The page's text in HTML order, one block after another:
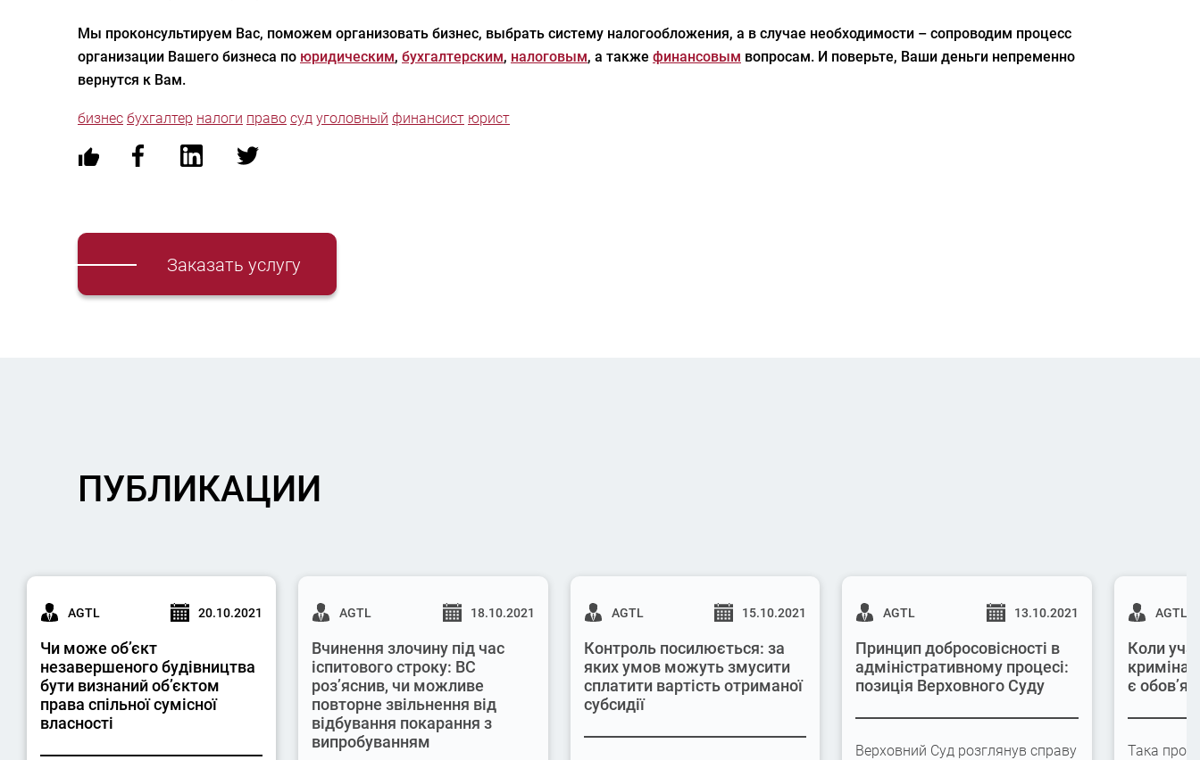
Мы проконсультируем Вас, поможем организовать бизнес, выбрать систему налогообложения, а в случае необходимости – сопроводим процесс
организации Вашего бизнеса по юридическим, бухгалтерским, налоговым, а также финансовым вопросам. И поверьте, Ваши деньги непременно
вернутся к Вам.
бизнес бухгалтер налоги право суд уголовный финансист юрист
Заказать услугу
ПУБЛИКАЦИИ
AGTL 20.10.2021
Чи може об’єкт
незавершеного будівництва
бути визнаний об’єктом
права спільної сумісної
власності
AGTL 18.10.2021
Вчинення злочину під час
іспитового строку: ВС
роз’яснив, чи можливе
повторне звільнення від
відбування покарання з
випробуванням
AGTL 15.10.2021
Контроль посилюється: за
яких умов можуть змусити
сплатити вартість отриманої
субсидії
AGTL 13.10.2021
Принцип добросовісності в
адміністративному процесі:
позиція Верховного Суду
Верховний Суд розглянув справу
AGTL
Коли
є
Така